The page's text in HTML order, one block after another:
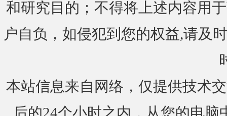
和研究目的；不得将上述内容用
户自负，如侵犯到您的权益,请及
本站信息来自网络，仅提供技术
后的24个小时之内，从您的电